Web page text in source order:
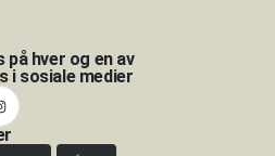
hver og en av
i sosiale medier